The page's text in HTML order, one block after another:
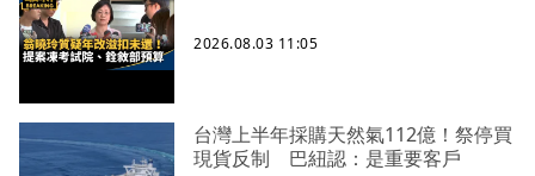
2026.08.03 11:05
台灣上半年採購天然氣112億！祭停買
現貨反制 巴紐認：是重要客戶